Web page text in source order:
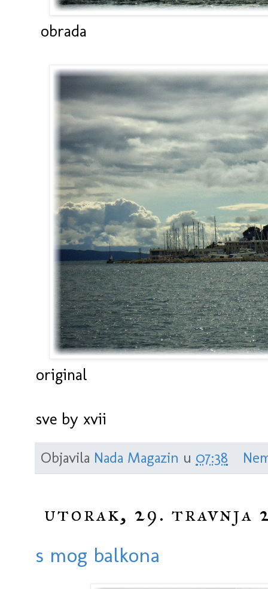
obrada
original
sve by xvii
Objavila Nada Magazin u 07:38
utorak, 29. travnja
s mog balkona